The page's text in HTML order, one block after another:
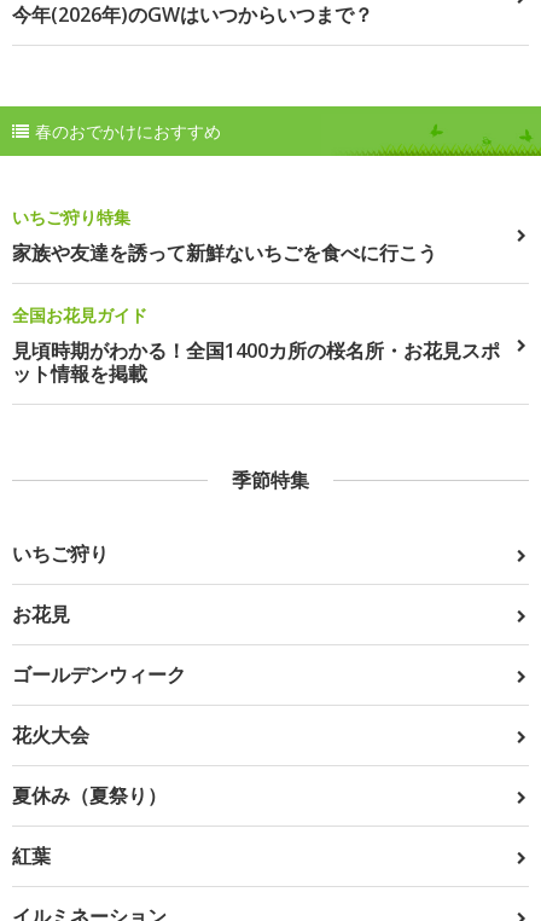
今年(2026年)のGWはいつからいつまで？
春のおでかけにおすすめ
いちご狩り特集
家族や友達を誘って新鮮ないちごを食べに行こう
全国お花見ガイド
見頃時期がわかる！全国1400カ所の桜名所・お花見スポ
ット情報を掲載
季節特集
いちご狩り
お花見
ゴールデンウィーク
花火大会
夏休み（夏祭り）
紅葉